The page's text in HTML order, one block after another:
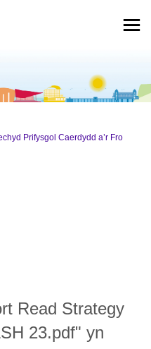
Prifysgol Caerdydd a’r Fro
Read Strategy
23.pdf" yn